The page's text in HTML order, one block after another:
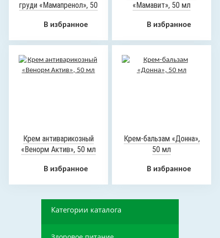
груди «Мамапренол», 50
В избранное
«Мамавит», 50 мл
В избранное
Крем антиварикозный
«Венорм Актив», 50 мл
В избранное
Крем-бальзам «Донна»,
50 мл
В избранное
Категории каталога